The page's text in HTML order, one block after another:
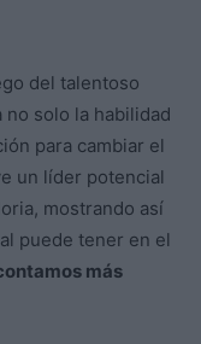
del talentoso
no solo la habilidad
para cambiar el
un líder potencial
mostrando así
puede tener en el
más